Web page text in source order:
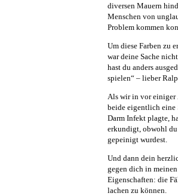
diversen Mauern
Menschen von
Problem kommen
Um diese Farben zu
war deine Sache
hast du anders
spielen“ – lieber
Als wir in vor einiger
beide eigentlich eine
Darm Infekt plagte,
erkundigt, obwohl
gepeinigt wurdest.
Und dann dein
gegen dich in
Eigenschaften: die
lachen zu können.